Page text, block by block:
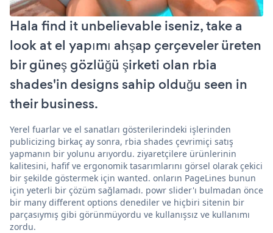
Hala find it unbelievable iseniz, take a
look at el yapımı ahşap çerçeveler üreten
bir güneş gözlüğü şirketi olan rbia
shades'in designs sahip olduğu seen in
their business.
Yerel fuarlar ve el sanatları gösterilerindeki işlerinden
publicizing birkaç ay sonra, rbia shades çevrimiçi satış
yapmanın bir yolunu arıyordu. ziyaretçilere ürünlerinin
kalitesini, hafif ve ergonomik tasarımlarını görsel olarak çekici
bir şekilde göstermek için wanted. onların PageLines bunun
için yeterli bir çözüm sağlamadı. powr slider'ı bulmadan önce
bir many different options denediler ve hiçbiri sitenin bir
parçasıymış gibi görünmüyordu ve kullanışsız ve kullanımı
zordu.